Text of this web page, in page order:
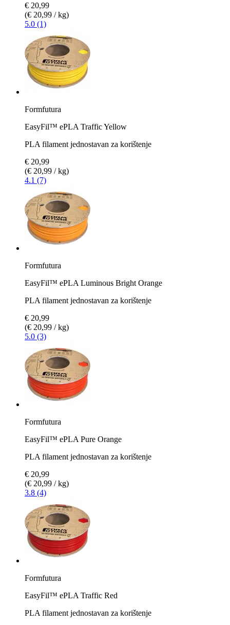
€ 20,99
(€ 20,99 / kg)
5.0 (1)
Formfutura
EasyFil™ ePLA Traffic Yellow
PLA filament jednostavan za korištenje
€ 20,99
(€ 20,99 / kg)
4.1 (7)
Formfutura
EasyFil™ ePLA Luminous Bright Orange
PLA filament jednostavan za korištenje
€ 20,99
(€ 20,99 / kg)
5.0 (3)
Formfutura
EasyFil™ ePLA Pure Orange
PLA filament jednostavan za korištenje
€ 20,99
(€ 20,99 / kg)
3.8 (4)
Formfutura
EasyFil™ ePLA Traffic Red
PLA filament jednostavan za korištenje